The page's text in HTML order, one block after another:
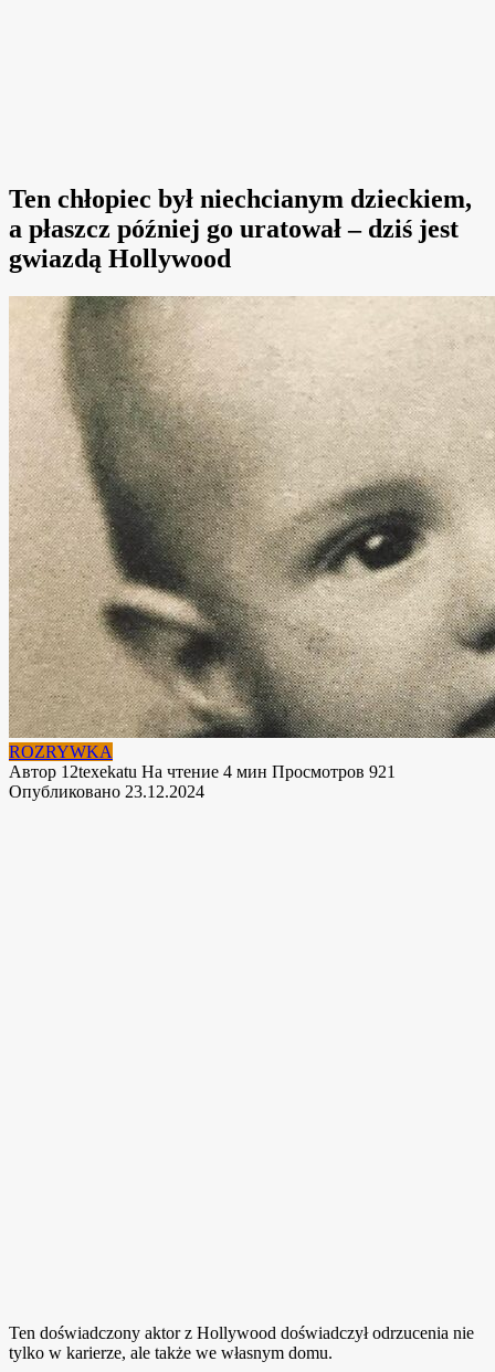
Ten chłopiec był niechcianym dzieckiem,
a płaszcz później go uratował – dziś jest
gwiazdą Hollywood
ROZRYWKA
Автор 12texekatu На чтение 4 мин Просмотров 921
Опубликовано 23.12.2024
Ten doświadczony aktor z Hollywood doświadczył odrzucenia nie
tylko w karierze, ale także we własnym domu.